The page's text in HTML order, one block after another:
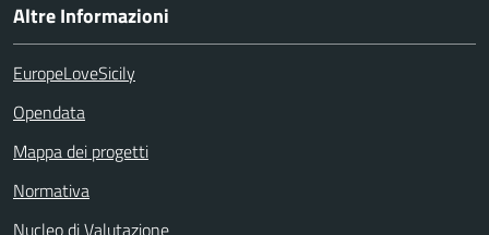
Altre Informazioni
EuropeLoveSicily
Opendata
Mappa dei progetti
Normativa
Nucleo di Valutazione